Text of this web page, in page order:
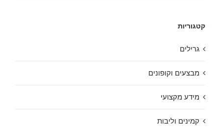
קטגוריות
גרילים
מבצעים וקופונים
מידע מקצועי
קמינים וליבות